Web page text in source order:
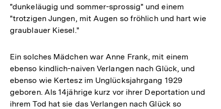
"dunkeläugig und sommer-sprossig" und einem
"trotzigen Jungen, mit Augen so fröhlich und hart wie
graublauer Kiesel."
Ein solches Mädchen war Anne Frank, mit einem
ebenso kindlich-naiven Verlangen nach Glück, und
ebenso wie Kertesz im Unglücksjahrgang 1929
geboren. Als 14jährige kurz vor ihrer Deportation und
ihrem Tod hat sie das Verlangen nach Glück so